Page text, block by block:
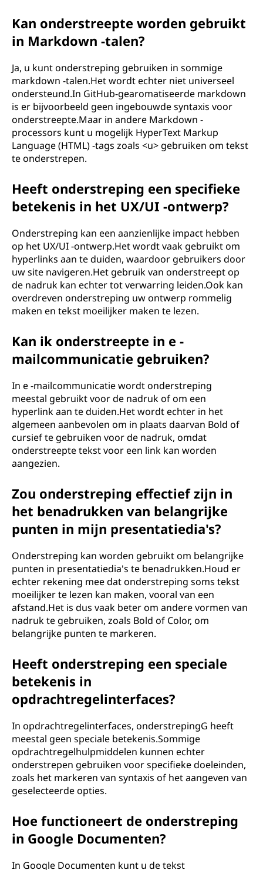
Kan onderstreepte worden gebruikt
in Markdown -talen?
Ja, u kunt onderstreping gebruiken in sommige
markdown -talen.Het wordt echter niet universeel
ondersteund.In GitHub-gearomatiseerde markdown
is er bijvoorbeeld geen ingebouwde syntaxis voor
onderstreepte.Maar in andere Markdown -
processors kunt u mogelijk HyperText Markup
Language (HTML) -tags zoals <u> gebruiken om tekst
te onderstrepen.
Heeft onderstreping een specifieke
betekenis in het UX/UI -ontwerp?
Onderstreping kan een aanzienlijke impact hebben
op het UX/UI -ontwerp.Het wordt vaak gebruikt om
hyperlinks aan te duiden, waardoor gebruikers door
uw site navigeren.Het gebruik van onderstreept op
de nadruk kan echter tot verwarring leiden.Ook kan
overdreven onderstreping uw ontwerp rommelig
maken en tekst moeilijker maken te lezen.
Kan ik onderstreepte in e -
mailcommunicatie gebruiken?
In e -mailcommunicatie wordt onderstreping
meestal gebruikt voor de nadruk of om een ​​
hyperlink aan te duiden.Het wordt echter in het
algemeen aanbevolen om in plaats daarvan Bold of
cursief te gebruiken voor de nadruk, omdat
onderstreepte tekst voor een link kan worden
aangezien.
Zou onderstreping effectief zijn in
het benadrukken van belangrijke
punten in mijn presentatiedia's?
Onderstreping kan worden gebruikt om belangrijke
punten in presentatiedia's te benadrukken.Houd er
echter rekening mee dat onderstreping soms tekst
moeilijker te lezen kan maken, vooral van een
afstand.Het is dus vaak beter om andere vormen van
nadruk te gebruiken, zoals Bold of Color, om
belangrijke punten te markeren.
Heeft onderstreping een speciale
betekenis in
opdrachtregelinterfaces?
In opdrachtregelinterfaces, onderstrepingG heeft
meestal geen speciale betekenis.Sommige
opdrachtregelhulpmiddelen kunnen echter
onderstrepen gebruiken voor specifieke doeleinden,
zoals het markeren van syntaxis of het aangeven van
geselecteerde opties.
Hoe functioneert de onderstreping
in Google Documenten?
In Google Documenten kunt u de tekst